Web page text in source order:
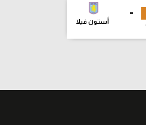
-
أستون فيلا